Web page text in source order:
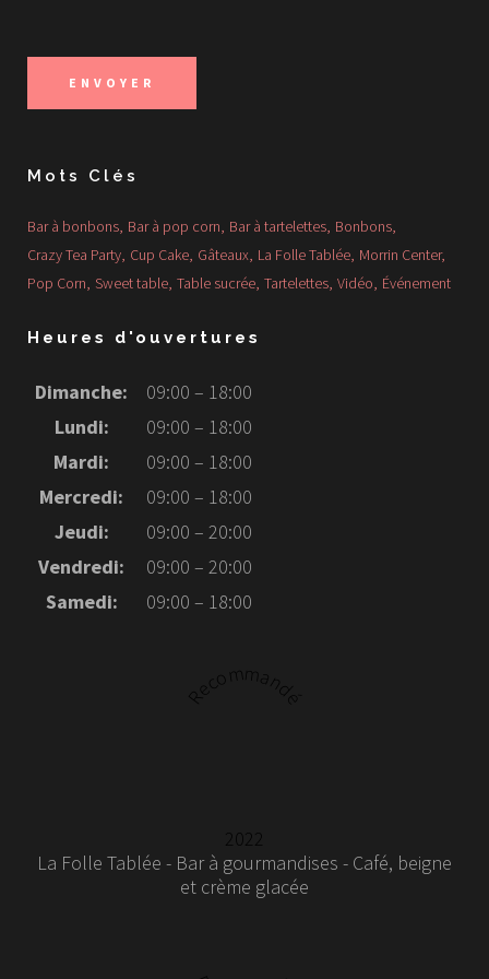
Mots Clés
Bar à bonbons Bar à pop corn Bar à tartelettes Bonbons
Crazy Tea Party Cup Cake Gâteaux La Folle Tablée Morrin Center
Pop Corn Sweet table Table sucrée Tartelettes Vidéo Événement
Heures d'ouvertures
Dimanche:
09:00 – 18:00
Lundi:
09:00 – 18:00
Mardi:
09:00 – 18:00
Mercredi:
09:00 – 18:00
Jeudi:
09:00 – 20:00
Vendredi:
09:00 – 20:00
Samedi:
09:00 – 18:00
Recommandé
2022
La Folle Tablée - Bar à gourmandises - Café, beigne
et crème glacée